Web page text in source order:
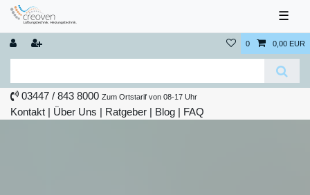
☰
0 0,00 EUR
03447 / 843 8000 Zum Ortstarif von 08-17 Uhr
Kontakt | Über Uns | Ratgeber | Blog | FAQ